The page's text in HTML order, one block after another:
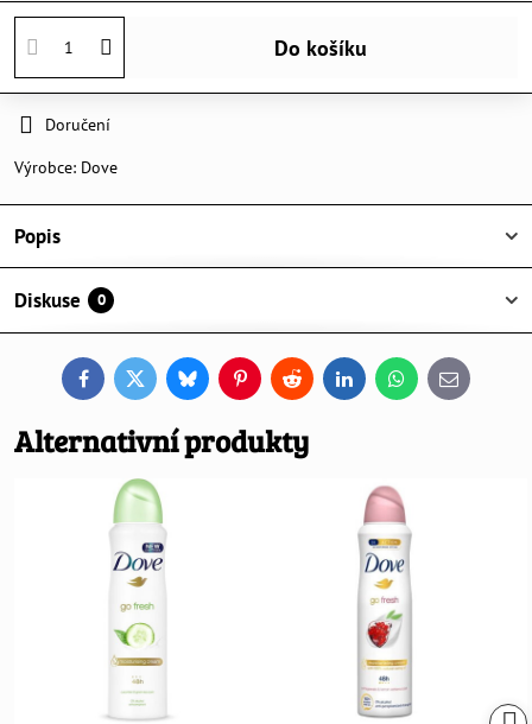
Do košíku
Doručení
Výrobce: Dove
Popis
Diskuse 0
FacebookTwitterBlueskyPinterestReddit LinkedInWhatsApp
E-
mail
Alternativní produkty